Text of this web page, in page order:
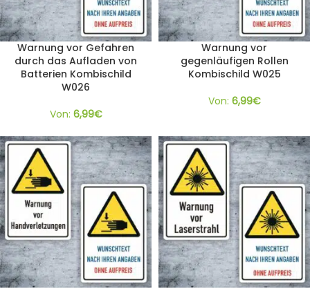
Warnung vor Gefahren
durch das Aufladen von
Batterien Kombischild
W026
Von: 6,99€
Warnung vor
gegenläufigen Rollen
Kombischild W025
Von: 6,99€